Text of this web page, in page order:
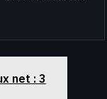
net : 3